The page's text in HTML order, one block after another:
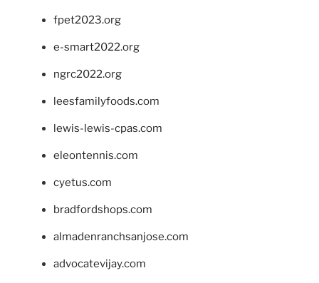
fpet2023.org
e-smart2022.org
ngrc2022.org
leesfamilyfoods.com
lewis-lewis-cpas.com
eleontennis.com
cyetus.com
bradfordshops.com
almadenranchsanjose.com
advocatevijay.com